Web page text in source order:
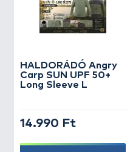
HALDORÁDÓ Angry
Carp SUN UPF 50+
Long Sleeve L
14.990 Ft